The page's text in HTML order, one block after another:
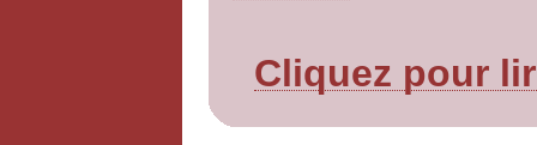
Cliquez pour